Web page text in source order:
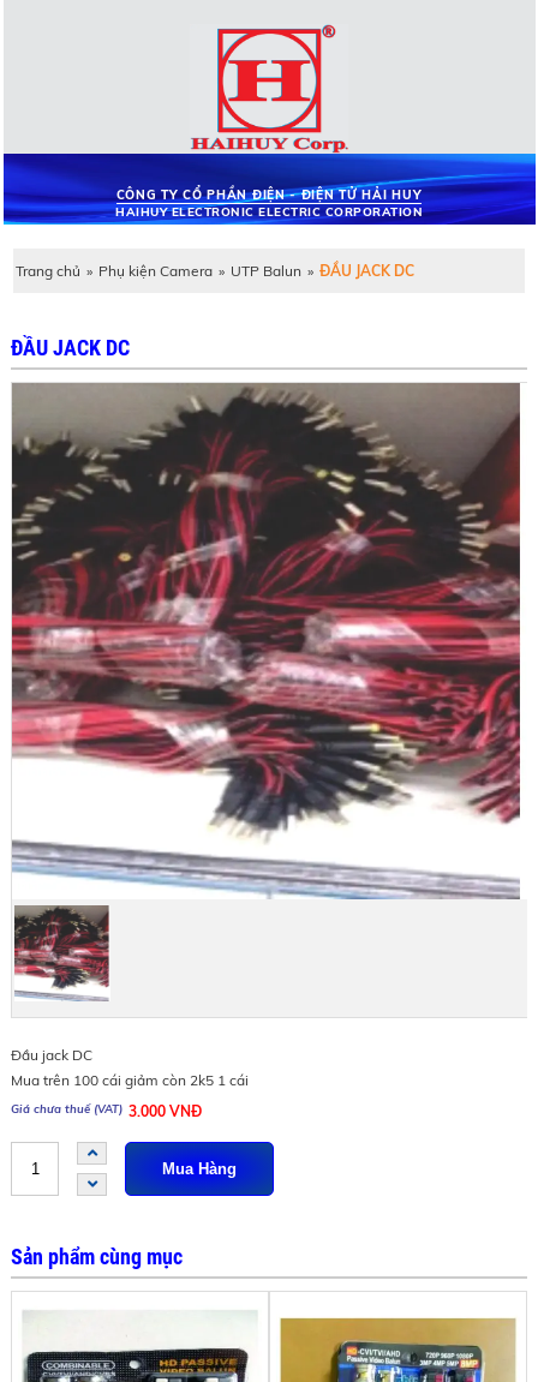
CÔNG TY CỔ PHẦN ĐIỆN - ĐIỆN TỬ HẢI HUY
HAIHUY ELECTRONIC ELECTRIC CORPORATION
Trang chủ » Phụ kiện Camera » UTP Balun » ĐẦU JACK DC
ĐẦU JACK DC
Đầu jack DC
Mua trên 100 cái giảm còn 2k5 1 cái
3.000 VNĐ
Sản phẩm cùng mục